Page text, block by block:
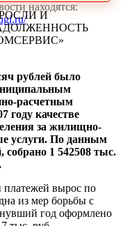
находятся:
И
рублей было
расчетным
году качестве
за жилищно-
услуги. По данным
1 542508 тыс.
платежей вырос по
из мер борьбы с
год оформлено